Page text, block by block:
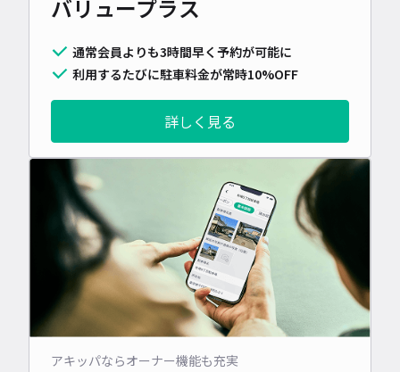
バリュープラス
通常会員よりも3時間早く予約が可能に
利用するたびに駐車料金が常時10%OFF
詳しく見る
アキッパならオーナー機能も充実